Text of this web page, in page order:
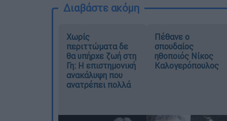
Διαβάστε ακόμη
Χωρίς
περιττώματα δε
θα υπήρχε ζωή στη
Γη: Η επιστημονική
ανακάλυψη που
ανατρέπει πολλά
Πέθανε ο
σπουδαίος
ηθοποιός Νίκος
Καλογερόπουλος